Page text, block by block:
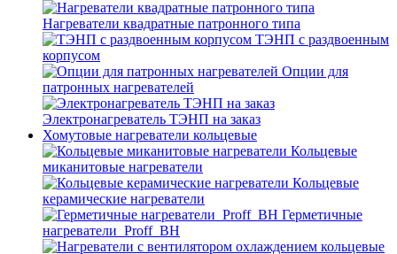
Нагреватели квадратные патронного типа
ТЭНП с раздвоенным
корпусом
Опции для
патронных нагревателей
Электронагреватель ТЭНП на заказ
Хомутовые нагреватели кольцевые
Кольцевые
миканитовые нагреватели
Кольцевые
керамические нагреватели
Герметичные
нагреватели_Proff_BH